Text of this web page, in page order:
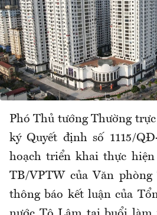
Phó Thủ tướng Thường
ký Quyết định số 1115/
hoạch triển khai thực
TB/VPTW của Văn phòng
thông báo kết luận của